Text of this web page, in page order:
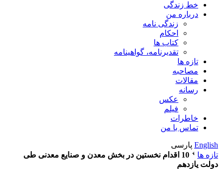
خط زندگی
درباره من
زندگی نامه
احکام
کتاب ها
تقدیرنامه، گواهینامه
تازه ها
مصاحبه
مقالات
رسانه
عکس
فیلم
خاطرات
تماس با من
English پارسی
تازه ها
10 اقدام نخستین در بخش معدن و صنایع معدنی طی
دولت یازدهم